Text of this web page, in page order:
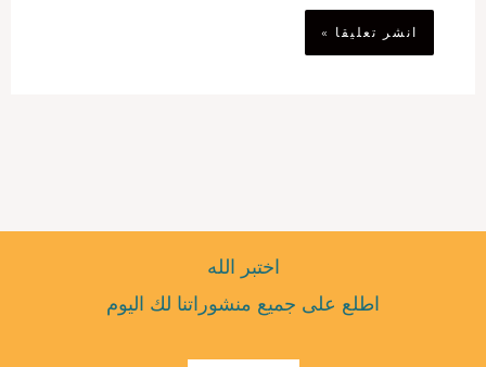
اختبر الله
اطلع على جميع منشوراتنا لك اليوم